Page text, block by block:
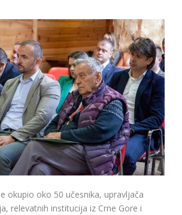
okupio oko 50 učesnika, upravljača
relevatnih institucija iz Crne Gore i